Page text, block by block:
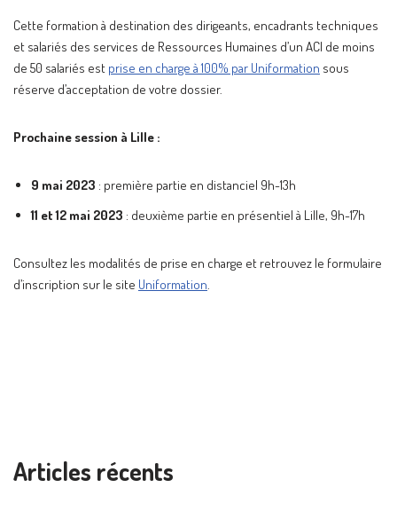
Cette formation à destination des dirigeants, encadrants techniques
et salariés des services de Ressources Humaines d’un ACI de moins
de 50 salariés est prise en charge à 100% par Uniformation sous
réserve d’acceptation de votre dossier.
Prochaine session à Lille :
9 mai 2023 : première partie en distanciel 9h-13h
11 et 12 mai 2023 : deuxième partie en présentiel à Lille, 9h-17h
Consultez les modalités de prise en charge et retrouvez le formulaire
d’inscription sur le site Uniformation
Articles récents